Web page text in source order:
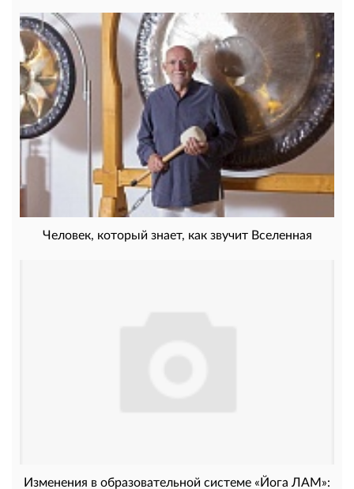
Человек, который знает, как звучит Вселенная
Изменения в образовательной системе «Йога ЛАМ»: